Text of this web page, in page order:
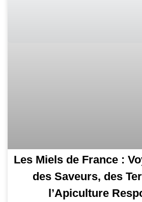
Les Miels de France :
des Saveurs, des
l’Apiculture